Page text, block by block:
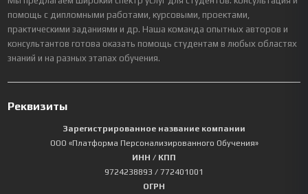
помощь с дипломными работами, курсовыми, проектами,
практическими заданиями и др. Наша команда опытных авторов и
консультантов готова оказать помощь студентам в любых областях
знаний и на разных этапах обучения.
Реквизиты
Зарегистрированное название компании
ООО «Платформа Персонализированного Обучения»
ИНН / КПП
9724238893 / 772401001
ОГРН